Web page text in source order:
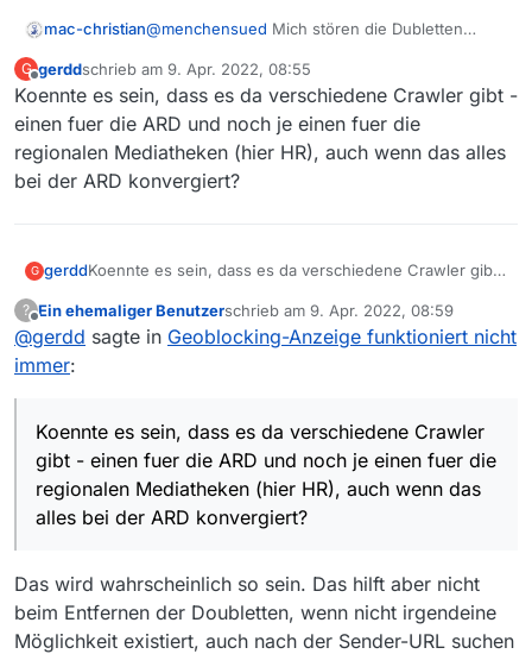
Sendernamen entfernt und dann alle doppelten
mac-christian@menchensued Mich stören die Dubletten
URL, bei der einmal Geoblocking angezeigt wird
und das anderemal nicht. Ich meine, dass der
Crawler (oder wer/was auch immer dafür
zuständig ist) bei der Auswertung der URL in
beiden Fällen merken müsste, dass die Sendung
geblockt ist. Und
G
Offline
gerddschrieb am 9. Apr. 2022, 08:55
zuletzt editiert von
Koennte es sein, dass es da verschiedene Crawler gibt -
einen fuer die ARD und noch je einen fuer die
regionalen Mediatheken (hier HR), auch wenn das alles
bei der ARD konvergiert?
G gerddKoennte es sein, dass es da verschiedene Crawler gibt
regionalen Mediatheken (hier HR), auch wenn das alles
bei der ARD konvergiert?
?
Offline
Ein ehemaliger Benutzerschrieb am 9. Apr. 2022, 08:59
zuletzt editiert von
@gerdd sagte in Geoblocking-Anzeige funktioniert nicht
immer:
Koennte es sein, dass es da verschiedene Crawler
gibt - einen fuer die ARD und noch je einen fuer die
regionalen Mediatheken (hier HR), auch wenn das
alles bei der ARD konvergiert?
Das wird wahrscheinlich so sein. Das hilft aber nicht
beim Entfernen der Doubletten, wenn nicht irgendeine
Möglichkeit existiert, auch nach der Sender-URL suchen